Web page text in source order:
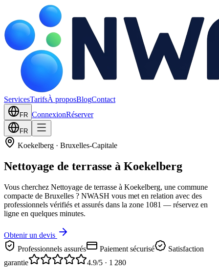
ServicesTarifsÀ proposBlogContact
FR ConnexionRéserver
FR
Koekelberg · Bruxelles-Capitale
Nettoyage de terrasse à Koekelberg
Vous cherchez Nettoyage de terrasse à Koekelberg, une commune
compacte de Bruxelles ? NWASH vous met en relation avec des
professionnels vérifiés et assurés dans la zone 1081 — réservez en
ligne en quelques minutes.
Obtenir un devis
Professionnels assurés
Paiement sécurisé
Satisfaction
garantie
4.9/5 · 1 280